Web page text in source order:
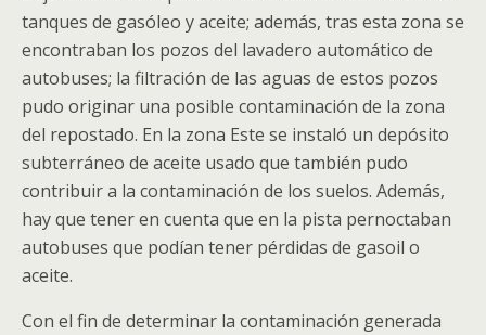
tanques de gasóleo y aceite; además, tras esta zona se
encontraban los pozos del lavadero automático de
autobuses; la filtración de las aguas de estos pozos
pudo originar una posible contaminación de la zona
del repostado. En la zona Este se instaló un depósito
subterráneo de aceite usado que también pudo
contribuir a la contaminación de los suelos. Además,
hay que tener en cuenta que en la pista pernoctaban
autobuses que podían tener pérdidas de gasoil o
aceite.
Con el fin de determinar la contaminación generada